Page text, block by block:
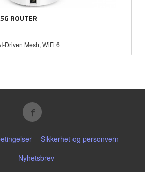
ROUTER
Driven Mesh, WiFi 6
Sikkerhet og personvern
Nyhetsbrev